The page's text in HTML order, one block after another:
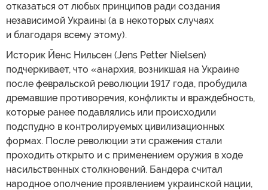
отказаться от любых принципов ради создания
независимой Украины (а в некоторых случаях
и благодаря всему этому).
Историк Йенс Нильсен (Jens Petter Nielsen)
подчеркивает, что «анархия, возникшая на Украине
после февральской революции 1917 года, пробудила
дремавшие противоречия, конфликты и враждебность,
которые ранее подавлялись или происходили
подспудно в контролируемых цивилизационных
формах. После революции эти сражения стали
проходить открыто и с применением оружия в ходе
насильственных столкновений. Бандера считал
народное ополчение проявлением украинской нации,